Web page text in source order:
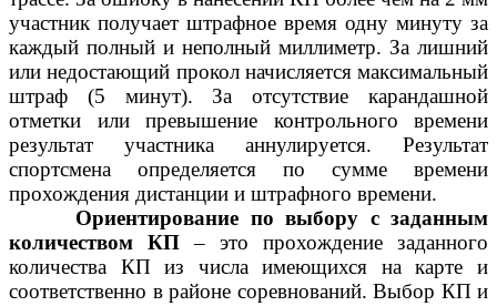
участник получает штрафное время одну минуту за
каждый полный и неполный миллиметр. За лишний
или недостающий прокол начисляется максимальный
штраф (5 минут). За отсутствие карандашной
отметки или превышение контрольного времени
результат участника аннулируется. Результат
спортсмена определяется по сумме времени
прохождения дистанции и штрафного времени.
Ориентирование по выбору с заданным
количеством КП– это прохождение заданного
количества КП из числа имеющихся на карте и
соответственно в районе соревнований. Выбор КП и